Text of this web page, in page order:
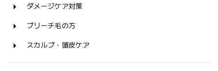
ダメージケア対策
ブリーチ毛の方
スカルプ・頭皮ケア